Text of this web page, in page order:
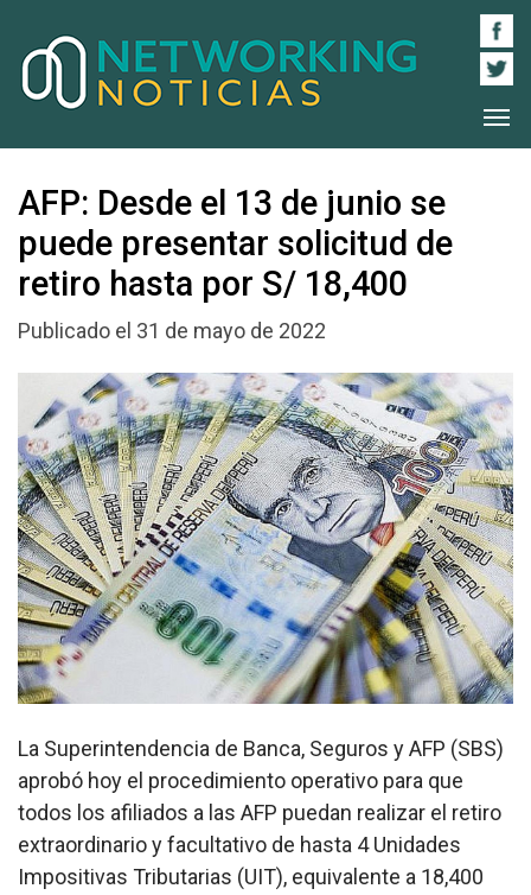
AFP: Desde el 13 de junio se
puede presentar solicitud de
retiro hasta por S/ 18,400
Publicado el 31 de mayo de 2022
La Superintendencia de Banca, Seguros y AFP (SBS)
aprobó hoy el procedimiento operativo para que
todos los afiliados a las AFP puedan realizar el retiro
extraordinario y facultativo de hasta 4 Unidades
Impositivas Tributarias (UIT), equivalente a 18,400